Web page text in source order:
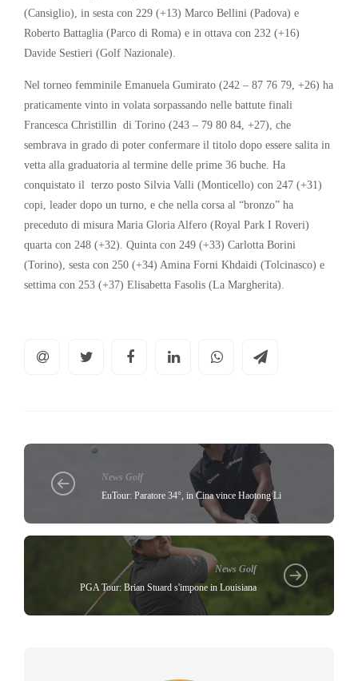
(Cansiglio), in sesta con 229 (+13) Marco Bellini (Padova) e
Roberto Battaglia (Parco di Roma) e in ottava con 232 (+16)
Davide Sestieri (Golf Nazionale).
Nel torneo femminile Emanuela Gumirato (242 – 87 76 79, +26) ha
praticamente vinto in volata sorpassando nelle battute finali
Francesca Christillin di Torino (243 – 79 80 84, +27), che
sembrava in grado di poter confermare il titolo dopo essere salita in
vetta alla graduatoria al termine delle prime 36 buche. Ha
conquistato il terzo posto Silvia Valli (Monticello) con 247 (+31)
copi, leader dopo un turno, e che nella corsa al “bronzo” ha
preceduto di misura Maria Gloria Alfero (Royal Park I Roveri)
quarta con 248 (+32). Quinta con 249 (+33) Carlotta Borini
(Torino), sesta con 250 (+34) Amina Forni Khdaidi (Tolcinasco) e
settima con 253 (+37) Elisabetta Fasolis (La Margherita).
News Golf
EuTour: Paratore 34°, in Cina vince Haotong Li
News Golf
PGA Tour: Brian Stuard s'impone in Louisiana